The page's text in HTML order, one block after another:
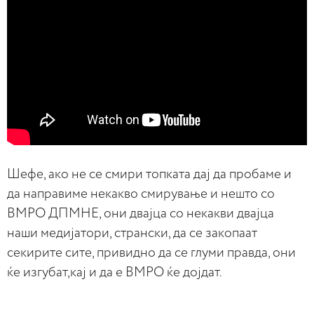
Шефе, ако не се смири топката дај да пробаме и
да направиме некакво смирување и нешто со
ВМРО ДПМНЕ, они двајца со некакви двајца
наши медијатори, странски, да се закопаат
секирите сите, привидно да се глуми правда, они
ќе изгубат,кај и да е ВМРО ќе дојдат.